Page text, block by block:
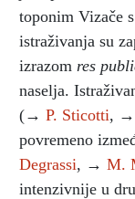
toponim Vizače
istraživanja su
izrazom res
naselja.
(→ P. Sticotti, →
povremeno
Degrassi, → M.
intenzivnije u